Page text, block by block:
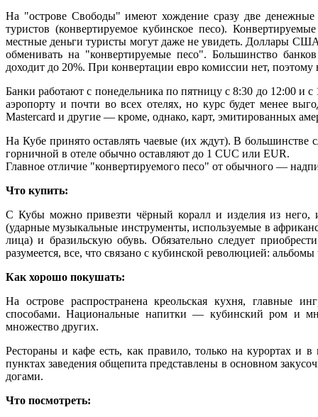
На "острове Свободы" имеют хождение сразу две
туристов (конвертируемое кубинское песо).
местные деньги туристы могут даже не увидеть. Доллары
обменивать на "конвертируемые песо". Большинство
доходит до 20%. При конвертации евро комиссии нет,
Банки работают с понедельника по пятницу с 8:30 до 12:00 и
аэропорту и почти во всех отелях, но курс будет менее
Mastercard и другие — кроме, однако, карт, эмитированных
На Кубе принято оставлять чаевые (их ждут). В большинстве
горничной в отеле обычно оставляют до 1 CUC или EUR.
Главное отличие "конвертируемого песо" от обычного —
Что купить:
С Кубы можно привезти чёрный коралл и изделия из него,
(ударные музыкальные инструменты, используемые в
лица) и бразильскую обувь. Обязательно следует
разумеется, все, что связано с кубинской революцией:
Как хорошо покушать:
На острове распространена креольская кухня, главные
способами. Национальные напитки — кубинский ром и
множество других.
Рестораны и кафе есть, как правило, только на курортах и
пунктах заведения общепита представлены в основном
догами.
Что посмотреть: